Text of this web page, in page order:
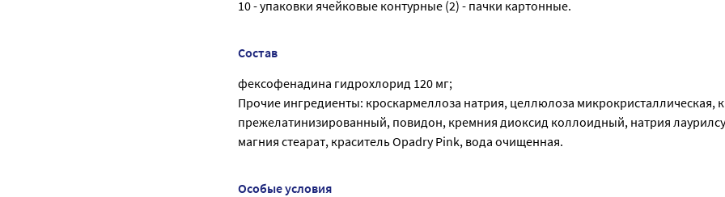
10 - упаковки ячейковые контурные (2) - пачки картонные.
Состав
фексофенадина гидрохлорид 120 мг;
Прочие ингредиенты: кроскармеллоза натрия, целлюлоза микрокристаллическая,
прежелатинизированный, повидон, кремния диоксид коллоидный, натрия
магния стеарат, краситель Opadry Pink, вода очищенная.
Особые условия